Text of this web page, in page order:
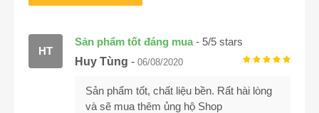
Sản phẩm tốt đáng mua- 5/5 stars
HT
Huy Tùng - 06/08/2020
Sản phẩm tốt, chất liệu bền. Rất hài lòng
và sẽ mua thêm ủng hộ Shop